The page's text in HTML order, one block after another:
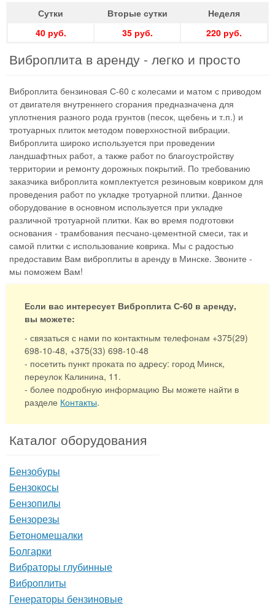
Каталог оборудования
Бензобуры
Бензокосы
Бензопилы
Бензорезы
Бетономешалки
Болгарки
Вибраторы глубинные
Виброплиты
Генераторы бензиновые
Сутки Вторые сутки
Неделя
40 руб.
35 руб. 220 руб.
Виброплита в аренду - легко и просто
Виброплита бензиновая С-60 с колесами и матом с приводом
от двигателя внутреннего сгорания предназначена для
уплотнения разного рода грунтов (песок, щебень и т.п.) и
тротуарных плиток методом поверхностной вибрации.
Виброплита широко используется при проведении
ландшафтных работ, а также работ по благоустройству
территории и ремонту дорожных покрытий. По требованию
заказчика виброплита комплектуется резиновым ковриком для
проведения работ по укладке тротуарной плитки. Данное
оборудование в основном используется при укладке
различной тротуарной плитки. Как во время подготовки
основания - трамбования песчано-цементной смеси, так и
самой плитки с использование коврика. Мы с радостью
предоставим Вам виброплиты в аренду в Минске. Звоните -
мы поможем Вам!
Если вас интересует Виброплита С-60 в аренду,
вы можете:
- связаться с нами по контактным телефонам +375(29)
698-10-48, +375(33) 698-10-48
- посетить пункт проката по адресу: город Минск,
переулок Калинина, 11.
- более подробную информацию Вы можете найти в
разделе Контакты.